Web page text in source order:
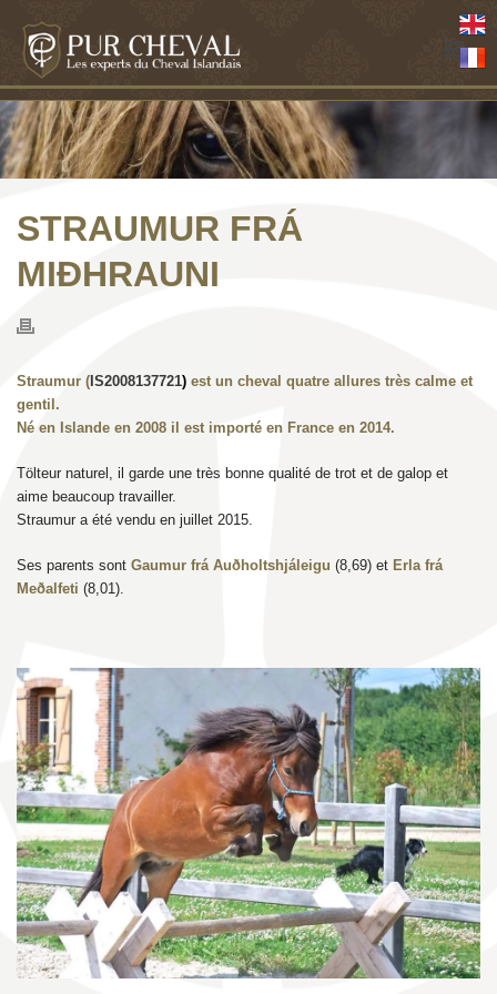
STRAUMUR FRÁ
MIÐHRAUNI
Straumur ( IS2008137721) est un cheval quatre allures très calme et
gentil.
Né en Islande en 2008 il est importé en France en 2014.
Tölteur naturel, il garde une très bonne qualité de trot et de galop et
aime beaucoup travailler.
Straumur a été vendu en juillet 2015.
Ses parents sont Gaumur frá Auðholtshjáleigu (8,69) et Erla frá
Meðalfeti (8,01).